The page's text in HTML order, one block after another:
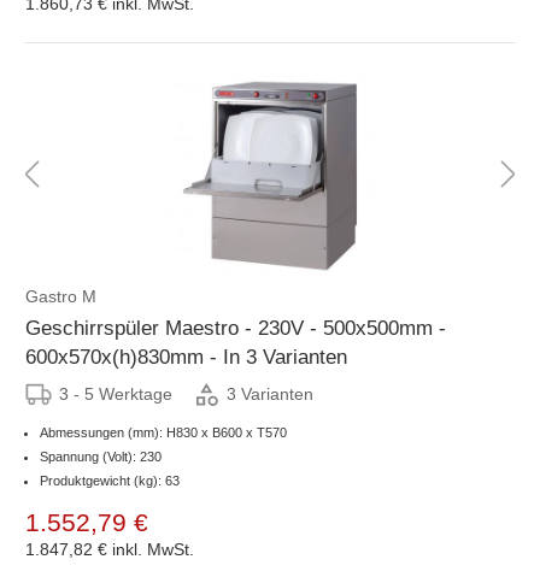
Gastro M
Geschirrspüler Maestro - 230V - 500x500mm -
600x570x(h)830mm - In 3 Varianten
3 - 5 Werktage 3 Varianten
Abmessungen (mm): H830 x B600 x T570
Spannung (Volt): 230
Produktgewicht (kg): 63
1.552,79 €
1.847,82 € inkl. MwSt.